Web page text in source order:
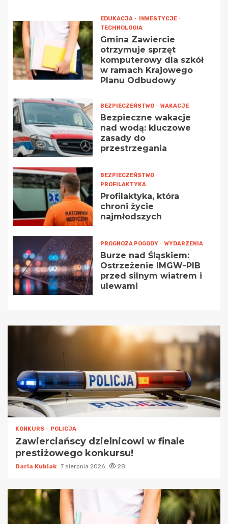
EDUKACJA
INWESTYCJE
TECHNOLOGIA
Gmina Zawiercie
otrzymuje sprzęt
komputerowy dla szkół
w ramach Krajowego
Planu Odbudowy
BEZPIECZEŃSTWO WAKACJE
Bezpieczne wakacje
nad wodą: kluczowe
zasady do
przestrzegania
BEZPIECZEŃSTWO
PROFILAKTYKA
Profilaktyka, która
chroni życie
najmłodszych
PROGNOZA POGODY WYDARZENIA
Burze nad Śląskiem:
Ostrzeżenie IMGW-PIB
przed silnym wiatrem i
ulewami
KONKURS POLICJA
Zawierciańscy dzielnicowi w finale
prestiżowego konkursu!
Daria Kubiak 7 sierpnia 2026 28